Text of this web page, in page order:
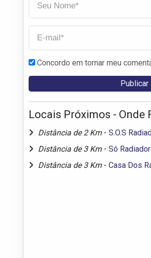
Concordo em tornar meu
Locais Próximos - Onde
Distância de 2 Km - S.O.S
Distância de 3 Km - Só
Distância de 3 Km - Casa Dos